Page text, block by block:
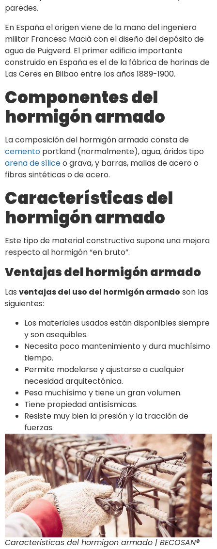
paredes.
En España el origen viene de la mano del ingeniero
militar Francesc Macià con el diseño del depósito de
agua de Puigverd. El primer edificio importante
construido en España es el de la fábrica de harinas de
Las Ceres en Bilbao entre los años 1889-1900.
Componentes del
hormigón armado
La composición del hormigón armado consta de
cemento portland (normalmente), agua, áridos tipo
arena de síliceo grava, y barras, mallas de acero o
fibras sintéticas o de acero.
Características del
hormigón armado
Este tipo de material constructivo supone una mejora
respecto al hormigón “en bruto”.
Ventajas del hormigón armado
Las ventajas del uso del hormigón armado son las
siguientes:
Los materiales usados están disponibles siempre
y son asequibles.
Necesita poco mantenimiento y dura muchísimo
tiempo.
Permite modelarse y ajustarse a cualquier
necesidad arquitectónica.
Pesa muchísimo y tiene un gran volumen.
Tiene propiedad antisísmicas.
Resiste muy bien la presión y la tracción de
fuerzas.
Características del hormigon armado | BECOSAN®